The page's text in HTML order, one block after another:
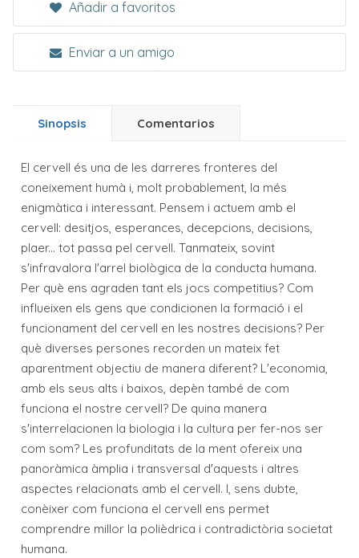
Añadir a favoritos
Enviar a un amigo
Sinopsis Comentarios
El cervell és una de les darreres fronteres del
coneixement humà i, molt probablement, la més
enigmàtica i interessant. Pensem i actuem amb el
cervell: desitjos, esperances, decepcions, decisions,
plaer... tot passa pel cervell. Tanmateix, sovint
s'infravalora l'arrel biològica de la conducta humana.
Per què ens agraden tant els jocs competitius? Com
influeixen els gens que condicionen la formació i el
funcionament del cervell en les nostres decisions? Per
què diverses persones recorden un mateix fet
aparentment objectiu de manera diferent? L'economia,
amb els seus alts i baixos, depèn també de com
funciona el nostre cervell? De quina manera
s'interrelacionen la biologia i la cultura per fer-nos ser
com som? Les profunditats de la ment ofereix una
panoràmica àmplia i transversal d'aquests i altres
aspectes relacionats amb el cervell. I, sens dubte,
conèixer com funciona el cervell ens permet
comprendre millor la polièdrica i contradictòria societat
humana.